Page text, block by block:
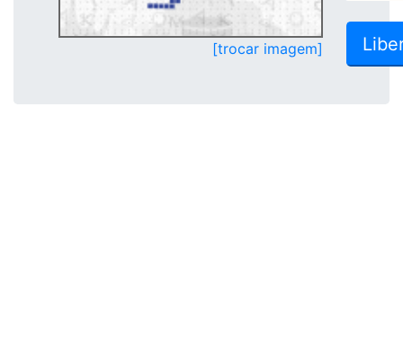
[trocar imagem]